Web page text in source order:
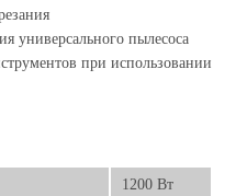
универсального пылесоса
при использовании
1200 Вт